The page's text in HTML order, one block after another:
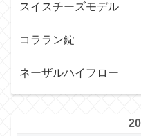
スイスチーズモデル
コララン錠
ネーザルハイフロー